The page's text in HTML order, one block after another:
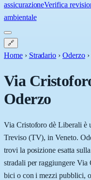
assicurazioneVerifica
ambientale
🔗
Home › Stradario › Oderzo ›
Via
Oderzo
Via Cristoforo dè Liberali è
Treviso (TV), in Veneto.
trovi la posizione esatta
stradali per raggiungere
bici o con i mezzi pubblici,